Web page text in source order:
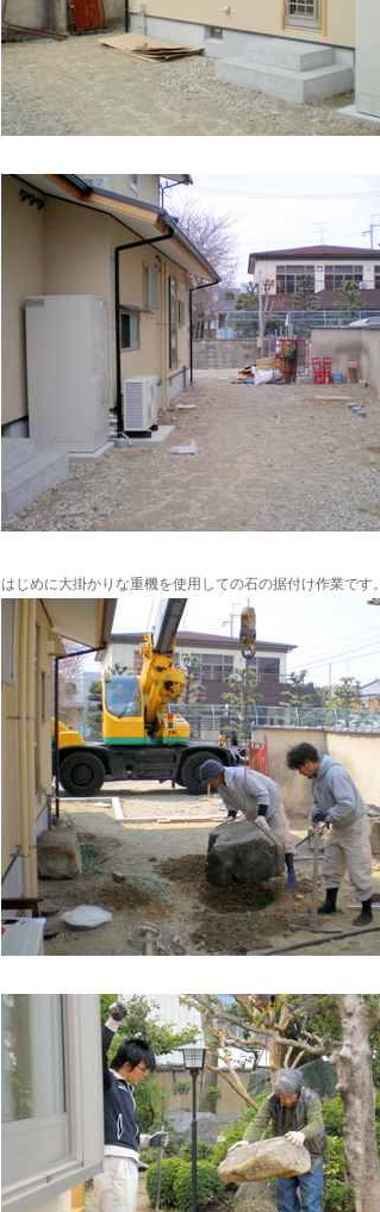
はじめに大掛かりな重機を使用しての石の据付け作業です。